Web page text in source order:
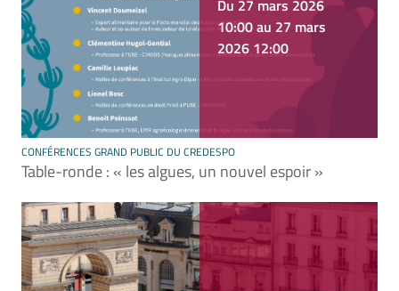
Du 27 mars 2026
10:00 au 27 mars
2026 12:00
CONFÉRENCES GRAND PUBLIC DU CREDESPO
Table-ronde : « les algues, un nouvel espoir »